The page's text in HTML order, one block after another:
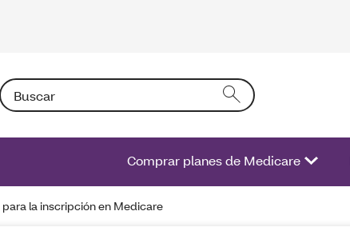
Buscar: Si introduce un texto en el campo activará una lista
Comprar planes de Medicare
la inscripción en Medicare